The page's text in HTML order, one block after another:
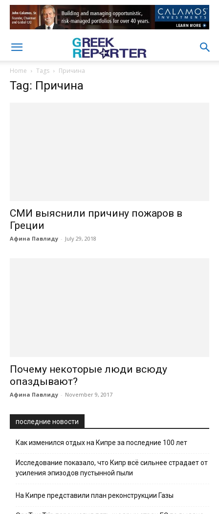
Home Tags Причина
Tag: Причина
СМИ выяснили причину пожаров в
Греции
Афина Павлиду - July 29, 2018
Почему некоторые люди всюду
опаздывают?
Афина Павлиду - November 9, 2017
последние новости
Как изменился отдых на Кипре за последние 100 лет
Исследование показало, что Кипр всё сильнее страдает от
усиления эпизодов пустынной пыли
На Кипре представили план реконструкции Газы